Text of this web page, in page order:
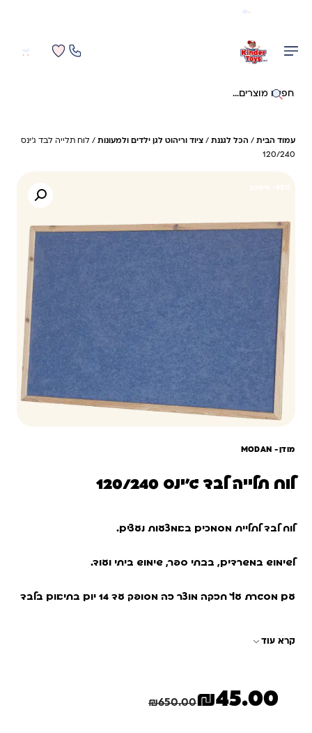
חיפוש באתר
עמוד הבית / הכל לגננת / ציוד וריהוט לגן ילדים ולמעונות / לוח תלייה לבד ג'ינס
120/240
מודן- ‏MODAN
לוח תלייה לבד ג'ינס 120/240
לוח לבד לתליית מסמכים באמצעות נעצים.
לשימוש במשרדים, בבתי ספר, שימוש ביתי ועוד.
עם מסגרת עץ חזקה מוצר זה מסופק עד 14 יום בתיאום בלבד
קרא עוד
₪650.00
המחיר המקורי היה: ₪650.00.
₪45.00
המחיר הנוכחי הוא: ₪45.00.